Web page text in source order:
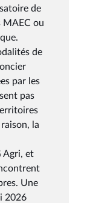
de
MAEC ou
de
par les
pas
la
Agri, et
Une
2026